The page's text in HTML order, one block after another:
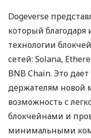
Dogeverse
который
технологии
сетей: Solana,
BNB Chain. Это
держателям новой
возможность с
блокчейнами и
минимальными